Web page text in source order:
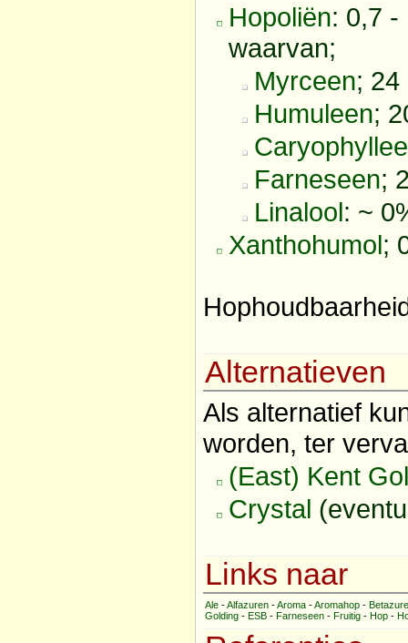
Hopoliën: 0,7 -
waarvan;
Myrceen; 24
Humuleen;
Farneseen;
Linalool: ~
Xanthohumol;
Alternatieven
Als alternatief
worden, ter
(East) Kent
Crystal
Links naar
Ale -Alfazuren -Aroma -Aromahop -
Golding - ESB - Farneseen - Fruitig - Hop -